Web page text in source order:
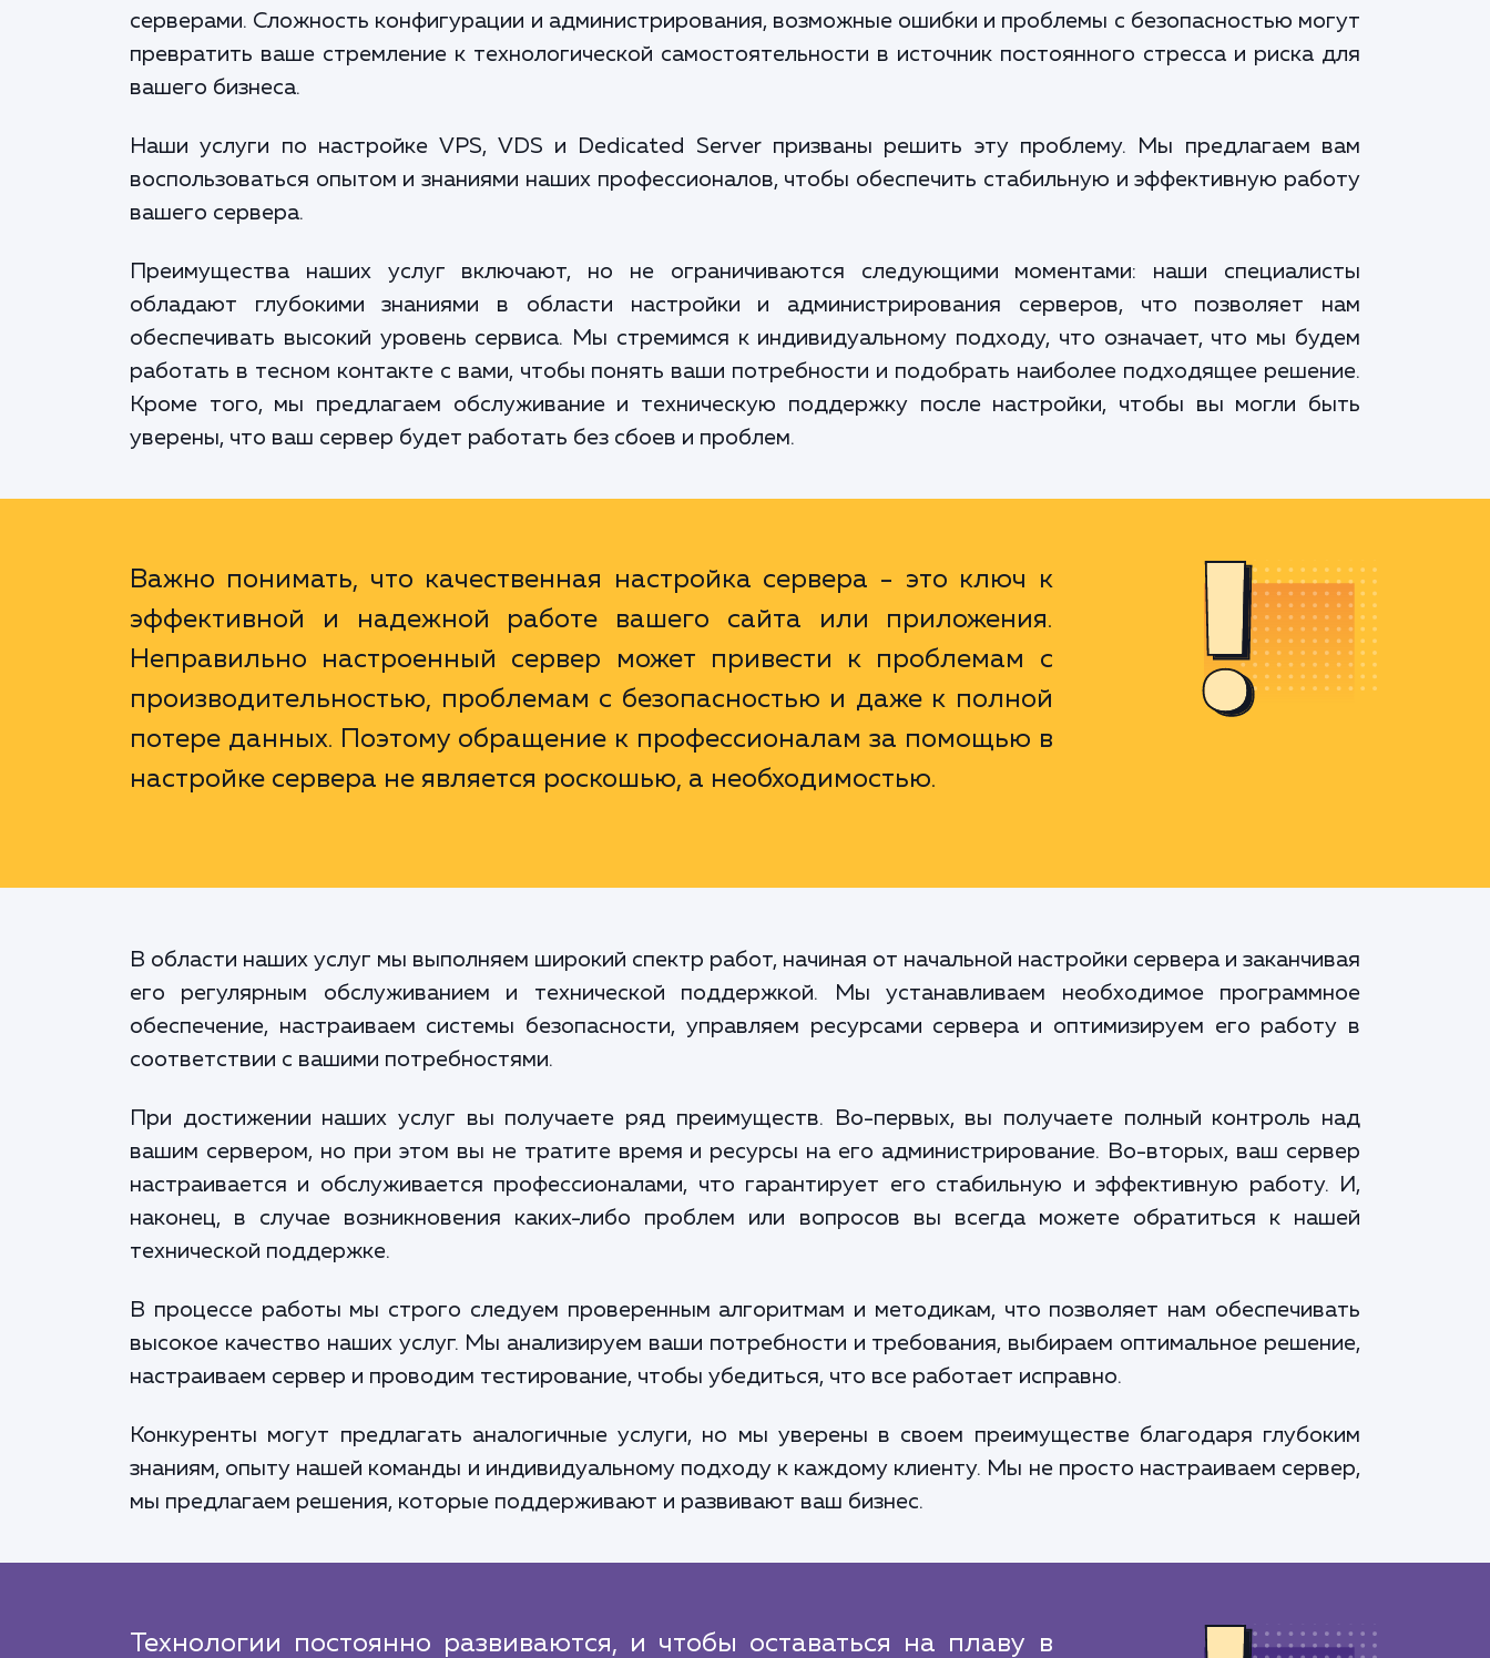
серверами. Сложность конфигурации и администрирования, возможные ошибки и проблемы с безопасностью могут
превратить ваше стремление к технологической самостоятельности в источник постоянного стресса и риска для
вашего бизнеса.
Наши услуги по настройке VPS, VDS и Dedicated Server призваны решить эту проблему. Мы предлагаем вам
воспользоваться опытом и знаниями наших профессионалов, чтобы обеспечить стабильную и эффективную работу
вашего сервера.
Преимущества наших услуг включают, но не ограничиваются следующими моментами: наши специалисты
обладают глубокими знаниями в области настройки и администрирования серверов, что позволяет нам
обеспечивать высокий уровень сервиса. Мы стремимся к индивидуальному подходу, что означает, что мы будем
работать в тесном контакте с вами, чтобы понять ваши потребности и подобрать наиболее подходящее решение.
Кроме того, мы предлагаем обслуживание и техническую поддержку после настройки, чтобы вы могли быть
уверены, что ваш сервер будет работать без сбоев и проблем.
Важно понимать, что качественная настройка сервера - это ключ к
эффективной и надежной работе вашего сайта или приложения.
Неправильно настроенный сервер может привести к проблемам с
производительностью, проблемам с безопасностью и даже к полной
потере данных. Поэтому обращение к профессионалам за помощью в
настройке сервера не является роскошью, а необходимостью.
В области наших услуг мы выполняем широкий спектр работ, начиная от начальной настройки сервера и заканчивая
его регулярным обслуживанием и технической поддержкой. Мы устанавливаем необходимое программное
обеспечение, настраиваем системы безопасности, управляем ресурсами сервера и оптимизируем его работу в
соответствии с вашими потребностями.
При достижении наших услуг вы получаете ряд преимуществ. Во-первых, вы получаете полный контроль над
вашим сервером, но при этом вы не тратите время и ресурсы на его администрирование. Во-вторых, ваш сервер
настраивается и обслуживается профессионалами, что гарантирует его стабильную и эффективную работу. И,
наконец, в случае возникновения каких-либо проблем или вопросов вы всегда можете обратиться к нашей
технической поддержке.
В процессе работы мы строго следуем проверенным алгоритмам и методикам, что позволяет нам обеспечивать
высокое качество наших услуг. Мы анализируем ваши потребности и требования, выбираем оптимальное решение,
настраиваем сервер и проводим тестирование, чтобы убедиться, что все работает исправно.
Конкуренты могут предлагать аналогичные услуги, но мы уверены в своем преимуществе благодаря глубоким
знаниям, опыту нашей команды и индивидуальному подходу к каждому клиенту. Мы не просто настраиваем сервер,
мы предлагаем решения, которые поддерживают и развивают ваш бизнес.
Технологии постоянно развиваются, и чтобы оставаться на плаву в